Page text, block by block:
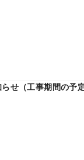
せ（工事期間の予